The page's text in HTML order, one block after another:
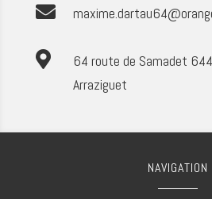


64 route de Samadet
Arraziguet
NAVIGATION